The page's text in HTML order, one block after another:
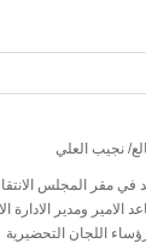
نجيب العلي
في مقر المجلس
الامير ومدير الادارة
اللجان التحضيرية